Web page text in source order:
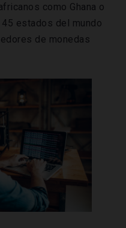
como Ghana o
estados del mundo
de monedas